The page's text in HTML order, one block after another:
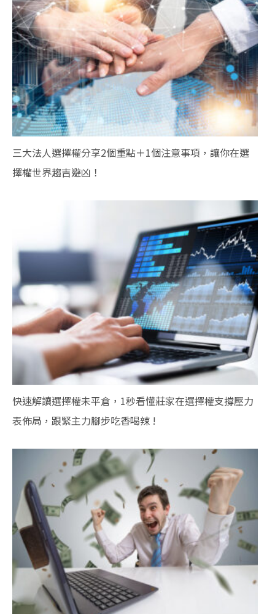
三大法人選擇權分享2個重點＋1個注意事項，讓你在選
擇權世界趨吉避凶！
快速解讀選擇權未平倉，1秒看懂莊家在選擇權支撐壓力
表佈局，跟緊主力腳步吃香喝辣 !